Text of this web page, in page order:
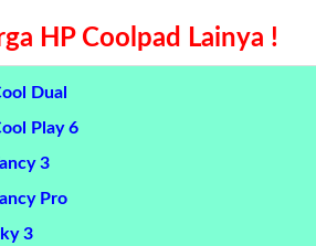
HP Coolpad Lainya !
Dual
Play 6
3
Pro
3